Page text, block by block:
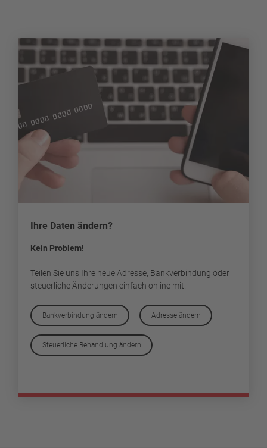
Ihre Daten ändern?
Kein Problem!
Teilen Sie uns Ihre neue Adresse, Bankverbindung oder
steuerliche Änderungen einfach online mit.
Bankverbindung ändern Adresse ändern
Steuerliche Behandlung ändern